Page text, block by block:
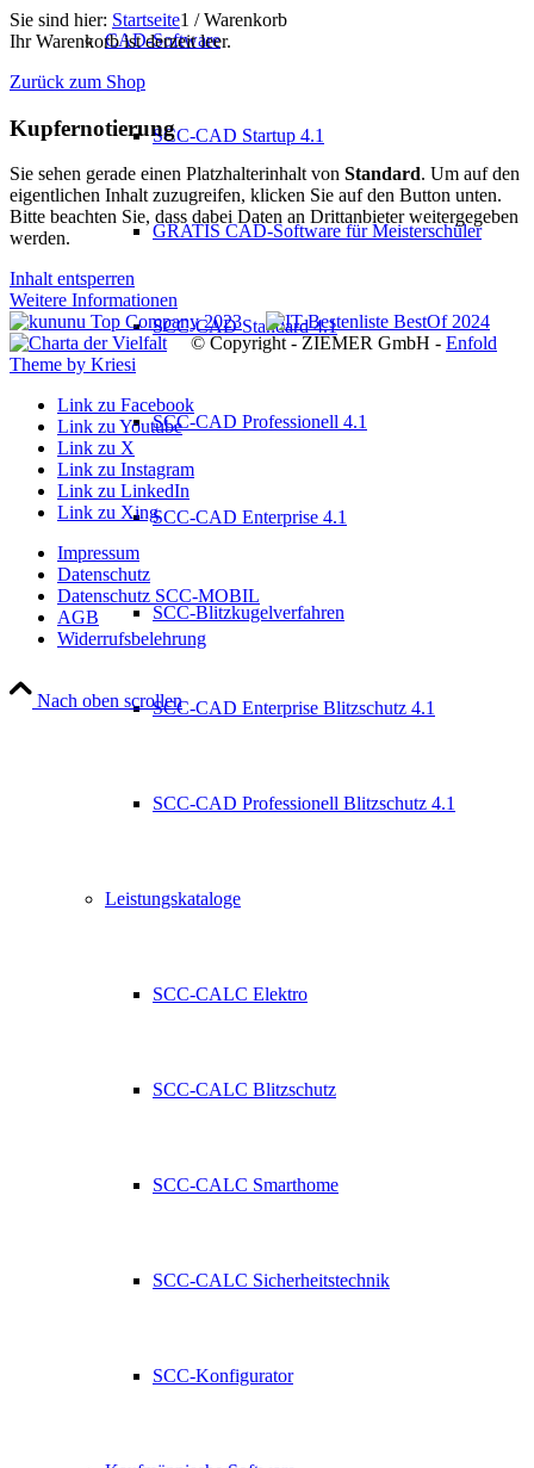
CAD-Software
SCC-CAD Startup 4.1
GRATIS CAD-Software für Meisterschüler
SCC-CAD Standard 4.1
SCC-CAD Professionell 4.1
SCC-CAD Enterprise 4.1
SCC-Blitzkugelverfahren
SCC-CAD Enterprise Blitzschutz 4.1
SCC-CAD Professionell Blitzschutz 4.1
Leistungskataloge
SCC-CALC Elektro
SCC-CALC Blitzschutz
SCC-CALC Smarthome
SCC-CALC Sicherheitstechnik
SCC-Konfigurator
Sie sind hier: Startseite1 / Warenkorb
Ihr Warenkorb ist derzeit leer.
Zurück zum Shop
Kupfernotierung
Sie sehen gerade einen Platzhalterinhalt von Standard. Um auf den
eigentlichen Inhalt zuzugreifen, klicken Sie auf den Button unten.
Bitte beachten Sie, dass dabei Daten an Drittanbieter weitergegeben
werden.
Inhalt entsperren
Weitere Informationen
© Copyright - ZIEMER GmbH - Enfold
Theme by Kriesi
Link zu Facebook
Link zu Youtube
Link zu X
Link zu Instagram
Link zu LinkedIn
Link zu Xing
Impressum
Datenschutz
Datenschutz SCC-MOBIL
AGB
Widerrufsbelehrung
Nach oben scrollen